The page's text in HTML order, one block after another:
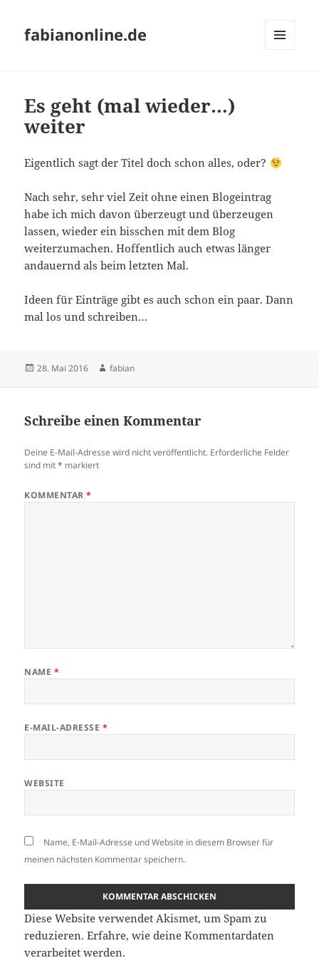
fabianonline.de
Es geht (mal wieder…)
weiter
Eigentlich sagt der Titel doch schon alles, oder?
Nach sehr, sehr viel Zeit ohne einen Blogeintrag
habe ich mich davon überzeugt und überzeugen
lassen, wieder ein bisschen mit dem Blog
weiterzumachen. Hoffentlich auch etwas länger
andauernd als beim letzten Mal.
Ideen für Einträge gibt es auch schon ein paar. Dann
mal los und schreiben…
Veröffentlicht
28. Mai 2016 Autor
fabian
Schreibe einen Kommentar
Deine E-Mail-Adresse wird nicht veröffentlicht. Erforderliche Felder
sind mit* markiert
KOMMENTAR*
NAME *
E-MAIL-ADRESSE *
WEBSITE
Name, E-Mail-Adresse und Website in diesem Browser für
meinen nächsten Kommentar speichern.
Diese Website verwendet Akismet, um Spam zu
reduzieren.Erfahre, wie deine Kommentardaten
verarbeitet werden.